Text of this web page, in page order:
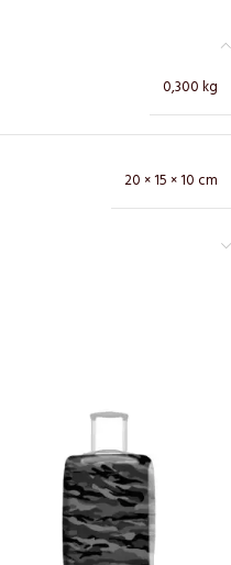
0,300 kg
20 × 15 × 10 cm